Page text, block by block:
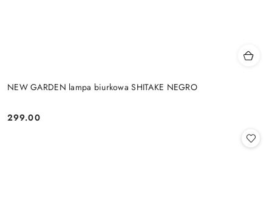
NEW GARDEN lampa biurkowa SHITAKE NEGRO
Cena:
299.00